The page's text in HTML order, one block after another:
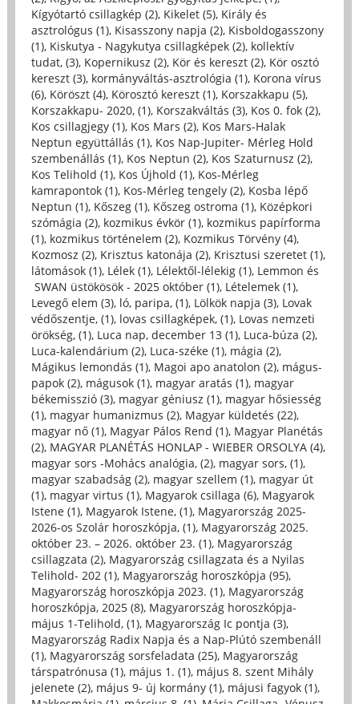
Kígyótartó csillagkép (2), Kikelet (5), Király és
asztrológus (1), Kisasszony napja (2), Kisboldogasszony
(1), Kiskutya - Nagykutya csillagképek (2), kollektív
tudat, (3), Kopernikusz (2), Kör és kereszt (2), Kör osztó
kereszt (3), kormányváltás-asztrológia (1), Korona vírus
(6), Köröszt (4), Körosztó kereszt (1), Korszakkapu (5),
Korszakkapu- 2020, (1), Korszakváltás (3), Kos 0. fok (2),
Kos csillagjegy (1), Kos Mars (2), Kos Mars-Halak
Neptun együttállás (1), Kos Nap-Jupiter- Mérleg Hold
szembenállás (1), Kos Neptun (2), Kos Szaturnusz (2),
Kos Telihold (1), Kos Újhold (1), Kos-Mérleg
kamrapontok (1), Kos-Mérleg tengely (2), Kosba lépő
Neptun (1), Kőszeg (1), Kőszeg ostroma (1), Középkori
szómágia (2), kozmikus évkör (1), kozmikus papírforma
(1), kozmikus történelem (2), Kozmikus Törvény (4),
Kozmosz (2), Krisztus katonája (2), Krisztusi szeretet (1),
látomások (1), Lélek (1), Lélektől-lélekig (1), Lemmon és
SWAN üstökösök - 2025 október (1), Lételemek (1),
Levegő elem (3), ló, paripa, (1), Lölkök napja (3), Lovak
védőszentje, (1), lovas csillagképek, (1), Lovas nemzeti
örökség, (1), Luca nap, december 13 (1), Luca-búza (2),
Luca-kalendárium (2), Luca-széke (1), mágia (2),
Mágikus lemondás (1), Magoi apo anatolon (2), mágus-
papok (2), mágusok (1), magyar aratás (1), magyar
békemisszió (3), magyar géniusz (1), magyar hősiesség
(1), magyar humanizmus (2), Magyar küldetés (22),
magyar nő (1), Magyar Pálos Rend (1), Magyar Planétás
(2), MAGYAR PLANÉTÁS HONLAP - WIEBER ORSOLYA (4),
magyar sors -Mohács analógia, (2), magyar sors, (1),
magyar szabadság (2), magyar szellem (1), magyar út
(1), magyar virtus (1), Magyarok csillaga (6), Magyarok
Istene (1), Magyarok Istene, (1), Magyarország 2025-
2026-os Szolár horoszkópja, (1), Magyarország 2025.
október 23. – 2026. október 23. (1), Magyarország
csillagzata (2), Magyarország csillagzata és a Nyilas
Telihold- 202 (1), Magyarország horoszkópja (95),
Magyarország horoszkópja 2023. (1), Magyarország
horoszkópja, 2025 (8), Magyarország horoszkópja-
május 1-Telihold, (1), Magyarország Ic pontja (3),
Magyarország Radix Napja és a Nap-Plútó szembenáll
(1), Magyarország sorsfeladata (25), Magyarország
társpatrónusa (1), május 1. (1), május 8. szent Mihály
jelenete (2), május 9- új kormány (1), májusi fagyok (1),